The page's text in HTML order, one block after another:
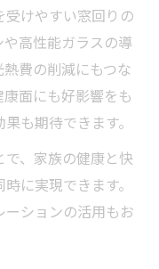
けやすい窓回りの
高性能ガラスの導
費の削減にもつな
面にも好影響をも
も期待できます。
、家族の健康と快
に実現できます。
ションの活用もお